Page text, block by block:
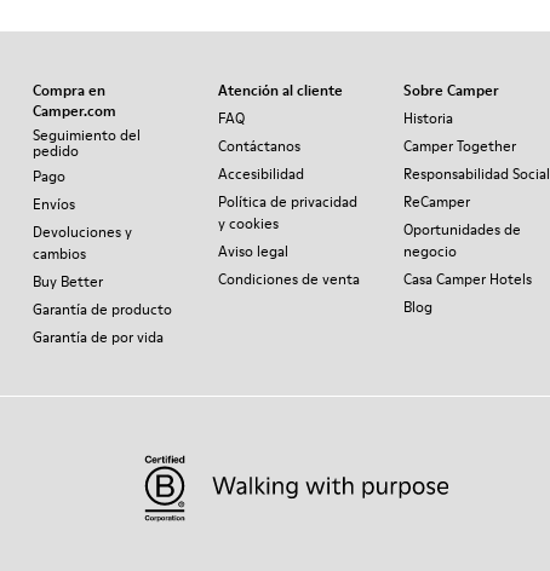
Compra en
Camper.com
Seguimiento del
pedido
Pago
Envíos
Devoluciones y
cambios
Buy Better
Garantía de producto
Garantía de por vida
Atención al cliente
FAQ
Contáctanos
Accesibilidad
Política de privacidad
y cookies
Aviso legal
Condiciones de venta
Sobre Camper
Historia
Camper Together
Responsabilidad Social
ReCamper
Oportunidades de
negocio
Casa Camper Hotels
Blog